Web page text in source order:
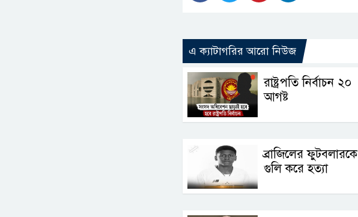
এ ক্যাটাগরির আরো নিউজ
রাষ্ট্রপতি নির্বাচন ২০
আগষ্ট
ব্রাজিলের ফুটবলারকে
গুলি করে হত্যা